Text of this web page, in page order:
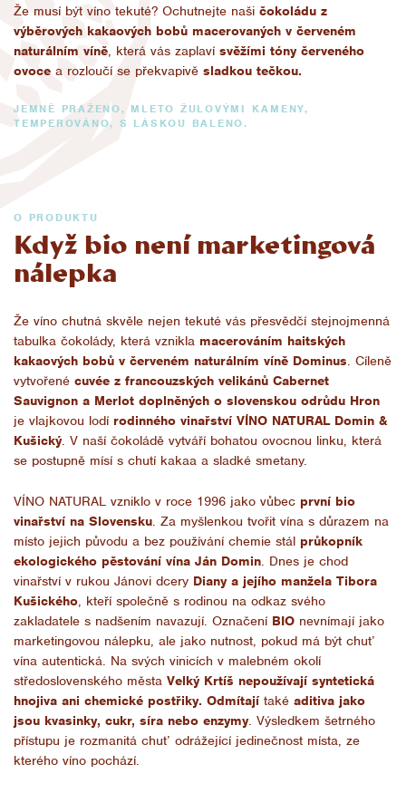
Že musí být víno tekuté? Ochutnejte naši čokoládu z
výběrových kakaových bobů macerovaných v červeném
naturálním víně, která vás zaplaví svěžími tóny červeného
ovoce a rozloučí se překvapivě sladkou tečkou.
JEMNĚ PRAŽENO, MLETO ŽULOVÝMI KAMENY,
TEMPEROVÁNO, S LÁSKOU BALENO.
O PRODUKTU
Když bio není marketingová
nálepka
Že víno chutná skvěle nejen tekuté vás přesvědčí stejnojmenná
tabulka čokolády, která vznikla macerováním haitských
kakaových bobů v červeném naturálním víně Dominus. Cíleně
vytvořené cuvée z francouzských velikánů Cabernet
Sauvignon a Merlot doplněných o slovenskou odrůdu Hron
je vlajkovou lodí rodinného vinařství VÍNO NATURAL Domin &
Kušický. V naší čokoládě vytváří bohatou ovocnou linku, která
se postupně mísí s chutí kakaa a sladké smetany.
VÍNO NATURAL vzniklo v roce 1996 jako vůbec první bio
vinařství na Slovensku. Za myšlenkou tvořit vína s důrazem na
místo jejich původu a bez používání chemie stál průkopník
ekologického pěstování vína Ján Domin. Dnes je chod
vinařství v rukou Jánovi dcery Diany a jejího manžela Tibora
Kušického, kteří společně s rodinou na odkaz svého
zakladatele s nadšením navazují. Označení BIO nevnímají jako
marketingovou nálepku, ale jako nutnost, pokud má být chuť
vína autentická. Na svých vinicích v malebném okolí
středoslovenského města Velký Krtíš nepoužívají syntetická
hnojiva ani chemické postřiky. Odmítají také aditiva jako
jsou kvasinky, cukr, síra nebo enzymy. Výsledkem šetrného
přístupu je rozmanitá chuť odrážející jedinečnost místa, ze
kterého víno pochází.